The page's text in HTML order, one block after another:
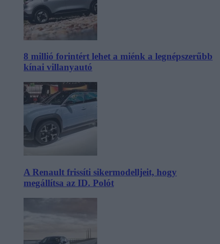
8 millió forintért lehet a miénk a legnépszerűbb
kínai villanyautó
A Renault frissíti sikermodelljeit, hogy
megállítsa az ID. Polót